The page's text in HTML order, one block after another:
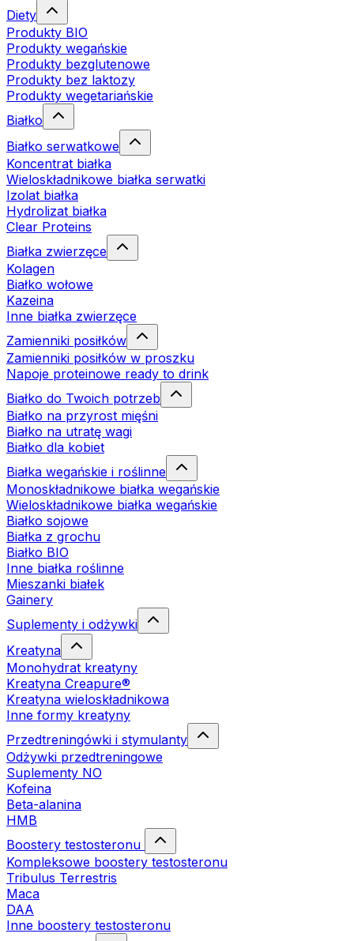
Diety
Produkty BIO
Produkty wegańskie
Produkty bezglutenowe
Produkty bez laktozy
Produkty wegetariańskie
Białko
Białko serwatkowe
Koncentrat białka
Wieloskładnikowe białka serwatki
Izolat białka
Hydrolizat białka
Clear Proteins
Białka zwierzęce
Kolagen
Białko wołowe
Kazeina
Inne białka zwierzęce
Zamienniki posiłków
Zamienniki posiłków w proszku
Napoje proteinowe ready to drink
Białko do Twoich potrzeb
Białko na przyrost mięśni
Białko na utratę wagi
Białko dla kobiet
Białka wegańskie i roślinne
Monoskładnikowe białka wegańskie
Wieloskładnikowe białka wegańskie
Białko sojowe
Białka z grochu
Białko BIO
Inne białka roślinne
Mieszanki białek
Gainery
Suplementy i odżywki
Kreatyna
Monohydrat kreatyny
Kreatyna Creapure®
Kreatyna wieloskładnikowa
Inne formy kreatyny
Przedtreningówki i stymulanty
Odżywki przedtreningowe
Suplementy NO
Kofeina
Beta-alanina
HMB
Boostery testosteronu
Kompleksowe boostery testosteronu
Tribulus Terrestris
Maca
DAA
Inne boostery testosteronu